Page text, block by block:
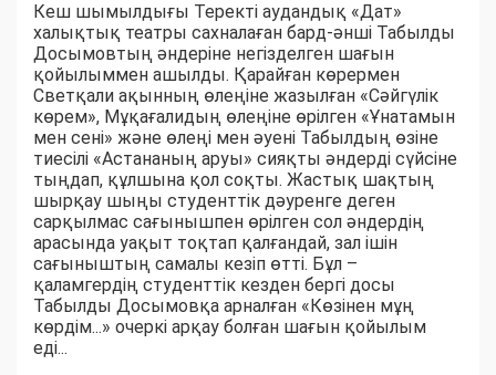
Кеш шымылдығы Теректі аудандық «Дат»
халықтық театры сахналаған бард-әнші Табылды
Досымовтың әндеріне негізделген шағын
қойылыммен ашылды. Қарайған көрермен
Светқали ақынның өлеңіне жазылған «Сәйгүлік
көрем», Мұқағалидың өлеңіне өрілген «Ұнатамын
мен сені» және өлеңі мен әуені Табылдың өзіне
тиесілі «Астананың аруы» сияқты әндерді сүйсіне
тыңдап, құлшына қол соқты. Жастық шақтың
шырқау шыңы студенттік дәуренге деген
сарқылмас сағынышпен өрілген сол әндердің
арасында уақыт тоқтап қалғандай, зал ішін
сағыныштың самалы кезіп өтті. Бұл –
қаламгердің студенттік кезден бергі досы
Табылды Досымовқа арналған «Көзінен мұң
көрдім...» очеркі арқау болған шағын қойылым
еді...